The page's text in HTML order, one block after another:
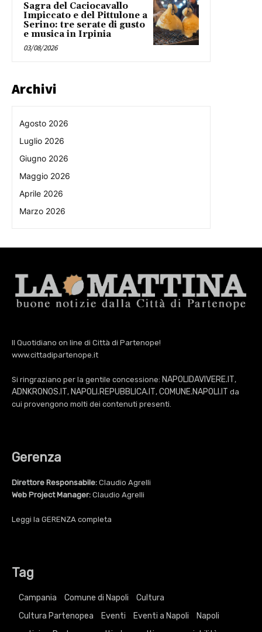
Sagra del Caciocavallo
Impiccato e del Pittulone a
Serino: tre serate di gusto
e musica in Irpinia
03/08/2026
Archivi
Agosto 2026
Luglio 2026
Giugno 2026
Maggio 2026
Aprile 2026
Marzo 2026
Il Quotidiano on line di Città di Partenope!
www.cittadipartenope.it
Si ringraziano per la gentile concessione: NAPOLIDAVIVERE.IT,
ADNKRONOS.IT, NAPOLI.REPUBBLICA.IT, COMUNE.NAPOLI.IT da
cui provengono molti dei contenuti presenti.
Gerenza
Direttore Responsabile: Claudio Agrelli
Web Project Manager: Claudio Agrelli
Leggi la GERENZA completa
Tag
Campania Comune di Napoli
Cultura
Cultura Partenopea
Eventi Eventi a Napoli
Napoli